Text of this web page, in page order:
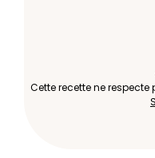
Cette recette ne